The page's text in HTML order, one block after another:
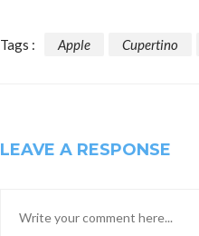
Tags : Apple Cupertino
LEAVE A RESPONSE